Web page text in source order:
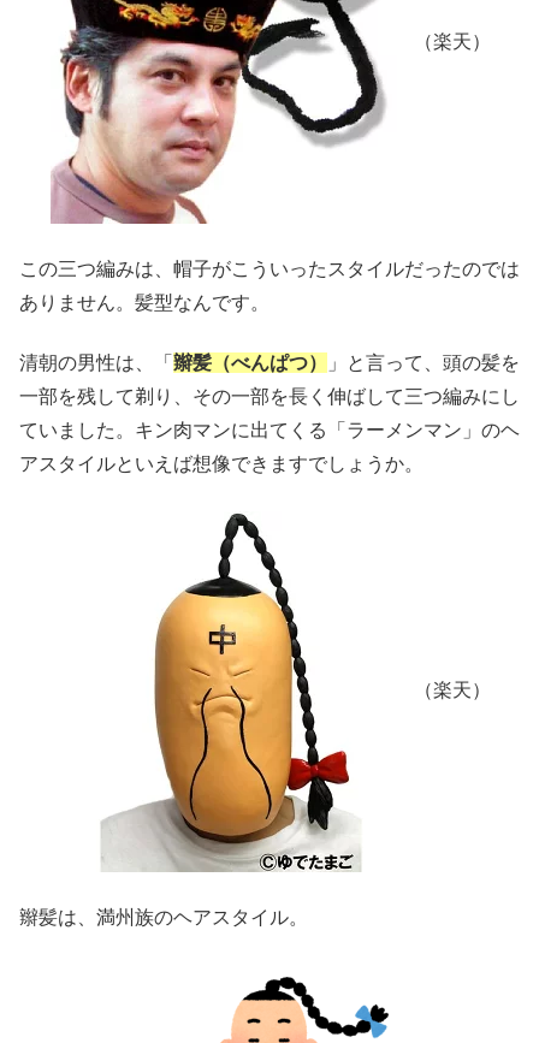
（楽天）
この三つ編みは、帽子がこういったスタイルだったのでは
ありません。髪型なんです。
清朝の男性は、「 辮髪（べんぱつ）
」と言って、頭の髪を
一部を残して剃り、その一部を長く伸ばして三つ編みにし
ていました。キン肉マンに出てくる「ラーメンマン」のヘ
アスタイルといえば想像できますでしょうか。
（楽天）
辮髪は、満州族のヘアスタイル。